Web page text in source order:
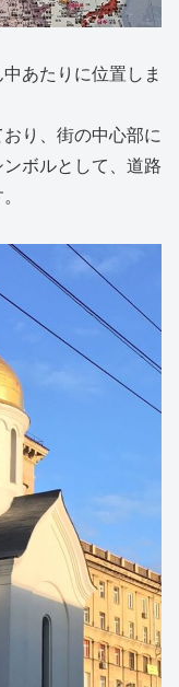
あたりに位置しま
り、街の中心部に
ボルとして、道路